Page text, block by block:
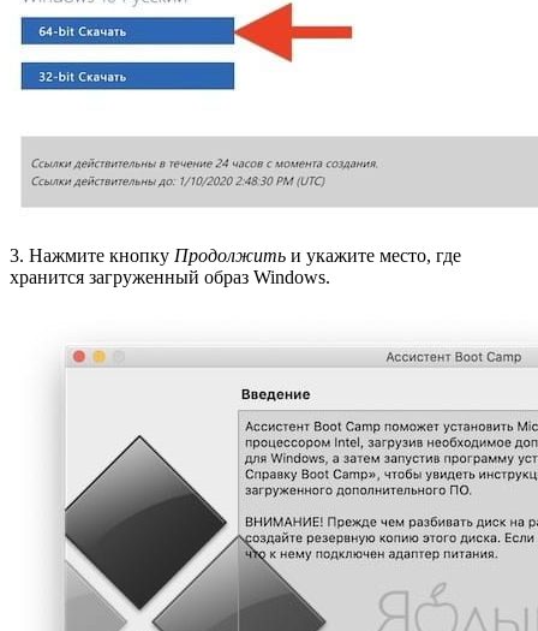
3. Нажмите кнопку Продолжить и укажите место, где
хранится загруженный образ Windows.